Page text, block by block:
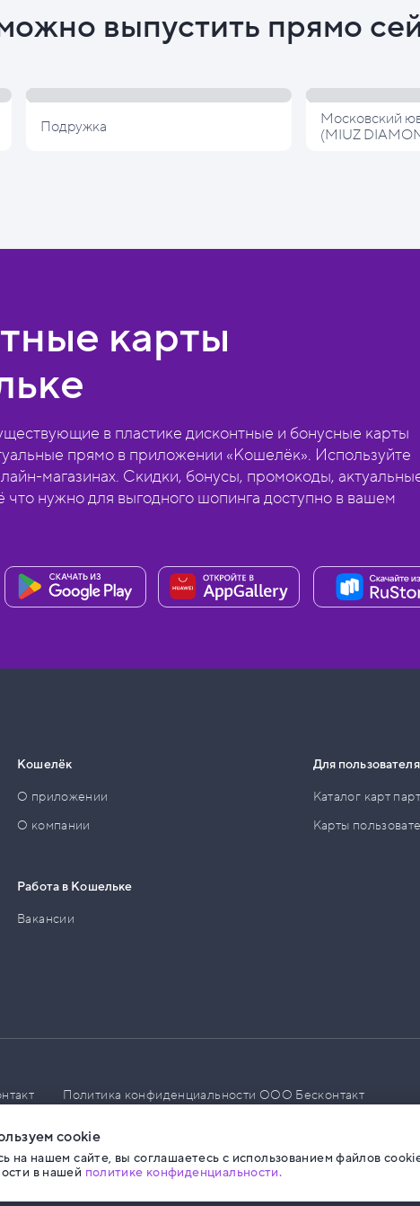
выпустить прямо
Подружка
Московский
(MIUZ
карты
в пластике дисконтные и бонусные карты
прямо в приложении «Кошелёк». Используйте
магазинах. Скидки, бонусы, промокоды,
что нужно для выгодного шопинга доступно в вашем
Кошелёк
О приложении
О компании
Работа в Кошельке
Вакансии
Для пользователя
Каталог карт
Карты
Политика конфиденциальности ООО Бесконтакт
cookie
на нашем сайте, вы соглашаетесь с использованием файлов
в нашей политике конфиденциальности.